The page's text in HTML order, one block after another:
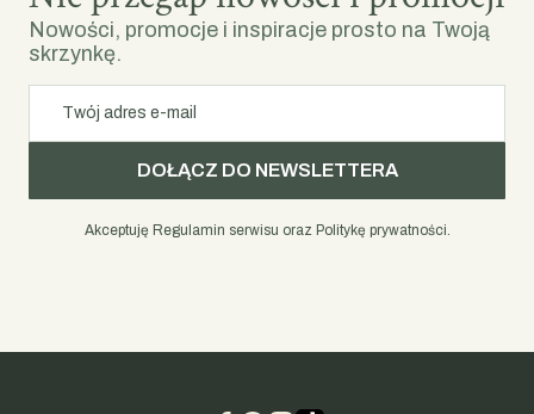
Nowości, promocje i inspiracje prosto na Twoją
skrzynkę.
Twój adres e-mail
DOŁĄCZ DO NEWSLETTERA
Akceptuję Regulamin serwisu oraz Politykę prywatności.